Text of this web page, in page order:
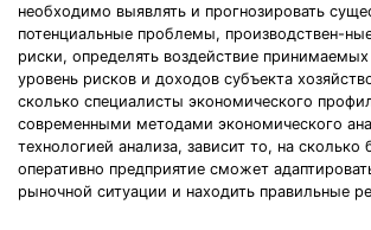
необходимо выявлять и прогнозировать
потенциальные проблемы, производствен-
риски, определять воздействие
уровень рисков и доходов субъекта
сколько специалисты экономического
современными методами экономического
технологией анализа, зависит то, на сколько
оперативно предприятие сможет
рыночной ситуации и находить правильные